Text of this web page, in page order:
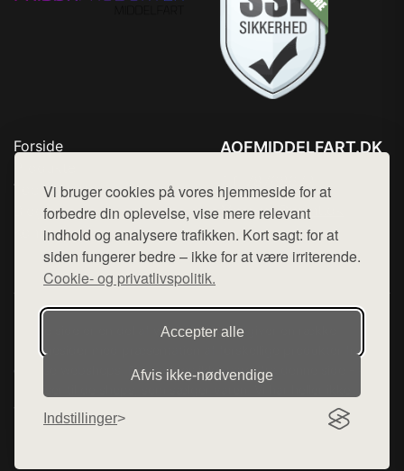
Vi bruger cookies på vores hjemmeside for at
forbedre din oplevelse, vise mere relevant
indhold og analysere trafikken. Kort sagt: for at
siden fungerer bedre – ikke for at være irriterende.
Cookie- og privatlivspolitik.
Accepter alle
Afvis ikke‑nødvendige
Indstillinger
Forside
Top Rabatter
Blog
Kontakt
AOFMIDDELFART.DK
Mail: hej@want.dk
Cookie- og privatlivspolitik
Denne side er en del af want.dk, der udgiver en række
hjemmesider med præsentation af forskellige produkter fra
diverse webshops. Der sælges ikke varer fra denne side - vi
henviser til de shops, som sælger varen. Vi har heller ikke
varerne på lager.